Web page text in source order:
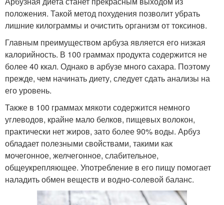
положения. Такой метод похудения позволит убрать
лишние килограммы и очистить организм от токсинов.
Главным преимуществом арбуза является его низкая
калорийность. В 100 граммах продукта содержится не
более 40 ккал. Однако в арбузе много сахара. Поэтому
прежде, чем начинать диету, следует сдать анализы на
его уровень.
Также в 100 граммах мякоти содержится немного
углеводов, крайне мало белков, пищевых волокон,
практически нет жиров, зато более 90% воды. Арбуз
обладает полезными свойствами, такими как
мочегонное, желчегонное, слабительное,
общеукрепляющее. Употребление в его пищу помогает
наладить обмен веществ и водно-солевой баланс.